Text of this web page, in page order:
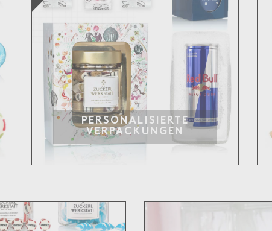
PERSONALISIERTE
VERPACKUNGEN